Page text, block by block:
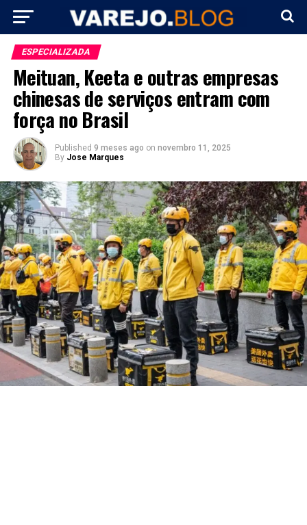
ESPECIALIZADA
Meituan, Keeta e outras empresas
chinesas de serviços entram com
força no Brasil
Published 9 meses ago on novembro 11, 2025
By Jose Marques